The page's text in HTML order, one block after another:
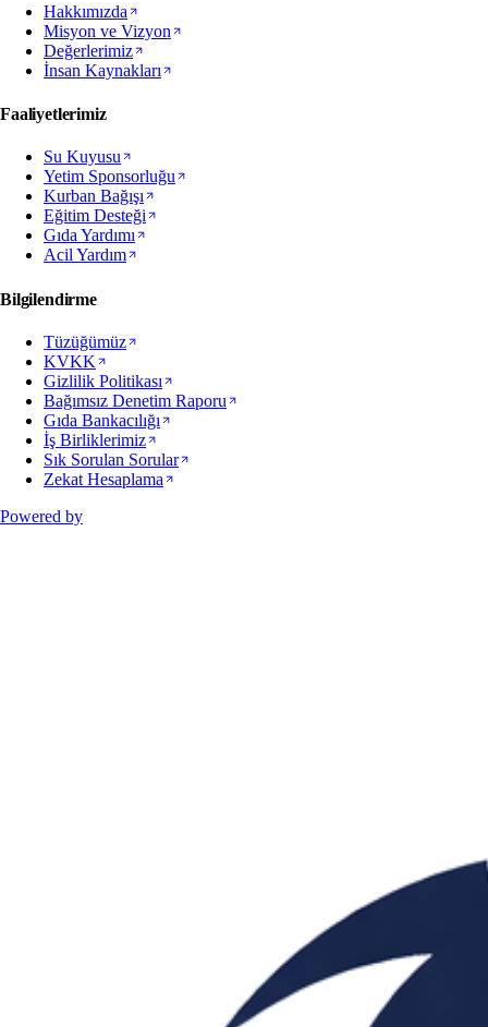
Hakkımızda
Misyon ve Vizyon
Değerlerimiz
İnsan Kaynakları
Faaliyetlerimiz
Su Kuyusu
Yetim Sponsorluğu
Kurban Bağışı
Eğitim Desteği
Gıda Yardımı
Acil Yardım
Bilgilendirme
Tüzüğümüz
KVKK
Gizlilik Politikası
Bağımsız Denetim Raporu
Gıda Bankacılığı
İş Birliklerimiz
Sık Sorulan Sorular
Zekat Hesaplama
Powered by